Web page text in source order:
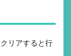
リアすると行